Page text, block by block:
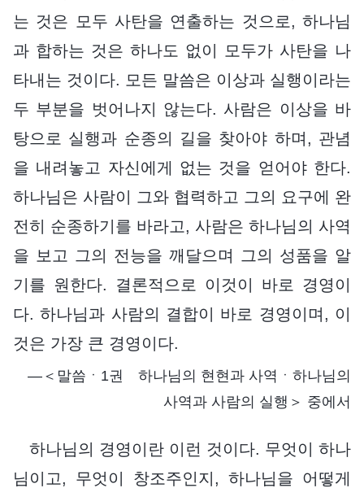
는 것은 모두 사탄을 연출하는 것으로, 하나님
과 합하는 것은 하나도 없이 모두가 사탄을 나
타내는 것이다. 모든 말씀은 이상과 실행이라는
두 부분을 벗어나지 않는다. 사람은 이상을 바
탕으로 실행과 순종의 길을 찾아야 하며, 관념
을 내려놓고 자신에게 없는 것을 얻어야 한다.
하나님은 사람이 그와 협력하고 그의 요구에 완
전히 순종하기를 바라고, 사람은 하나님의 사역
을 보고 그의 전능을 깨달으며 그의 성품을 알
기를 원한다. 결론적으로 이것이 바로 경영이
다. 하나님과 사람의 결합이 바로 경영이며, 이
것은 가장 큰 경영이다.
―＜말씀ㆍ1권 하나님의 현현과 사역ㆍ하나님의
사역과 사람의 실행＞ 중에서
하나님의 경영이란 이런 것이다. 무엇이 하나
님이고, 무엇이 창조주인지, 하나님을 어떻게